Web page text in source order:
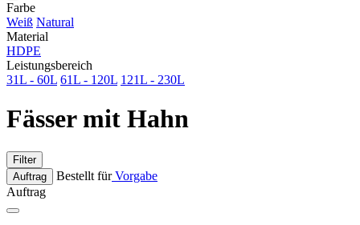
Farbe
Weiß Natural
Material
HDPE
Leistungsbereich
31L - 60L 61L - 120L 121L - 230L
Fässer mit Hahn
Filter
Auftrag
Bestellt fürVorgabe
Auftrag